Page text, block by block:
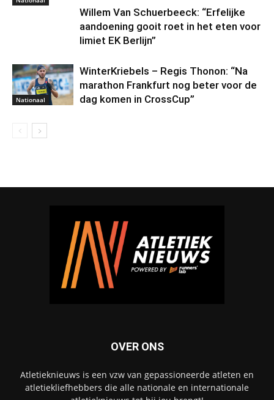
Willem Van Schuerbeeck: “Erfelijke
aandoening gooit roet in het eten voor
limiet EK Berlijn”
Nationaal
WinterKriebels – Regis Thonon: “Na
marathon Frankfurt nog beter voor de
dag komen in CrossCup”
OVER ONS
Atletieknieuws is een vzw van gepassioneerde atleten en
atletiekliefhebbers die alle nationale en internationale